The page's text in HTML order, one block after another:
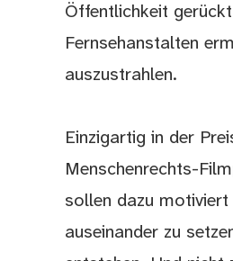
Öffentlichkeit
Fernsehanstalten
auszustrahlen.
Einzigartig in der
Menschenrechts-
sollen dazu
auseinander zu